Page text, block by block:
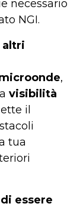
necessario
NGI.
altri
,
visibilità
il
tua
essere